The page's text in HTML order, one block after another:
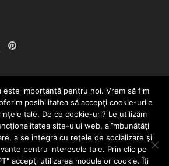
POLITICĂ DE CONFIDENȚIALITATE
este importantă pentru noi. Vrem să fim
posibilitatea să accepţi cookie-urile
tale. De ce cookie-uri? Le utilizăm
site-ului web, a îmbunătăţi
a se integra cu reţele de socializare şi
pentru interesele tale. Prin clic pe
accepţi utilizarea modulelor cookie. Îţi